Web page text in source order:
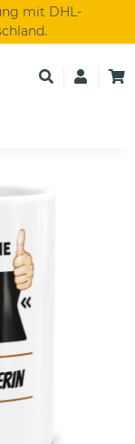
mit DHL-